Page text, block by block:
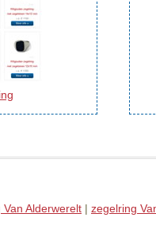
Van Alderwerelt | zegelring